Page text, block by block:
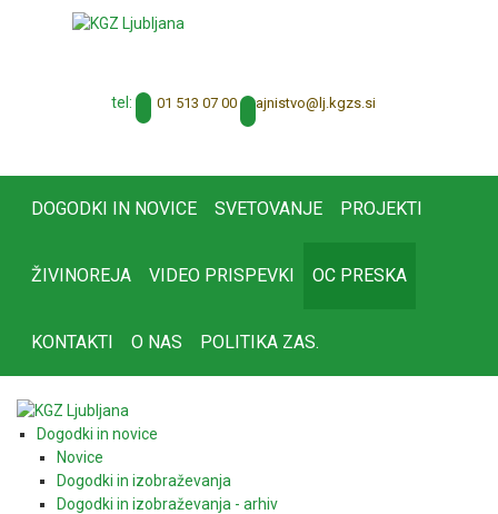
tel: 01 513 07 00 tajnistvo@lj.kgzs.si
DOGODKI IN NOVICE SVETOVANJE PROJEKTI
ŽIVINOREJA VIDEO PRISPEVKI OC PRESKA
KONTAKTI O NAS POLITIKA ZAS.
Dogodki in novice
Novice
Dogodki in izobraževanja
Dogodki in izobraževanja - arhiv